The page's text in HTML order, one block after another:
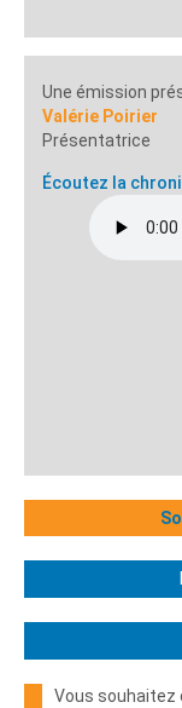
Une émission
Valérie Poirier
Présentatrice
Écoutez la
Vous